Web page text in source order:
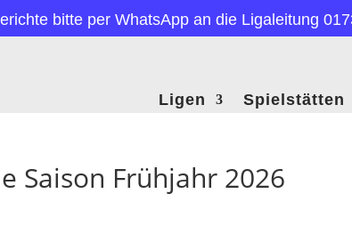
bitte per WhatsApp an die Ligaleitung
Ligen Spielstätten
Saison Frühjahr 2026